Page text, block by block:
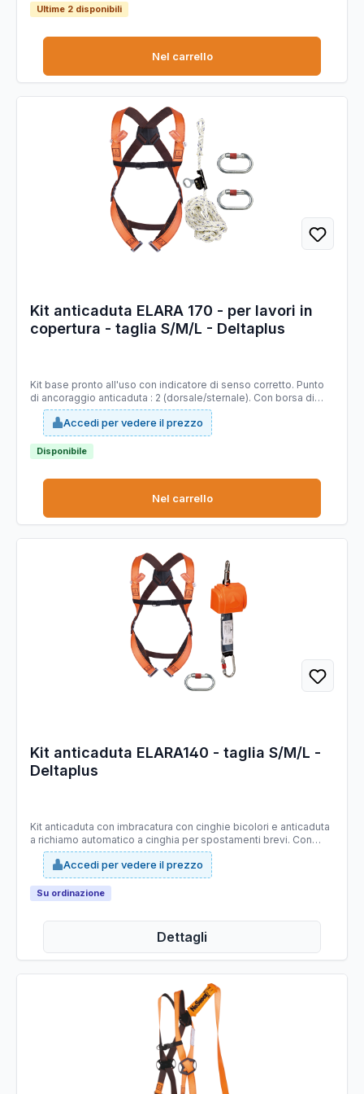
Ultime 2 disponibili
Nel carrello
Kit anticaduta ELARA 170 - per lavori in
copertura - taglia S/M/L - Deltaplus
Kit base pronto all'uso con indicatore di senso corretto. Punto
di ancoraggio anticaduta : 2 (dorsale/sternale). Con borsa di
stoccaggio. Situazioni di arresto di caduta: spostamento su
linea di vita, grande spostamento verticale o su piano inclinato
e spostamento orizzontale su piano orizzontale/verticale.
Accedi per vedere il prezzo
Disponibile
Nel carrello
Kit anticaduta ELARA140 - taglia S/M/L -
Deltaplus
Kit anticaduta con imbracatura con cinghie bicolori e anticaduta
a richiamo automatico a cinghia per spostamenti brevi. Con
borsa di stoccaggio. Punto di ancoraggio anticaduta : 2
(dorsale/sternale). Situazioni di arresto di caduta: piccolo
spostamento verticale o su piano inclinato (meno di 3m).
Accedi per vedere il prezzo
Su ordinazione
Dettagli